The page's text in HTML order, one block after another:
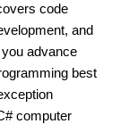
code
and
advance
best
computer